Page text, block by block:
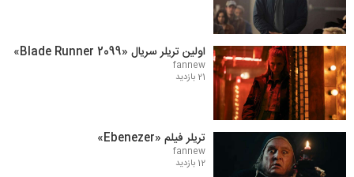
اولین تریلر سریال «Blade Runner 2099»
fannew
21 بازدید
تریلر فیلم «Ebenezer»
fannew
12 بازدید